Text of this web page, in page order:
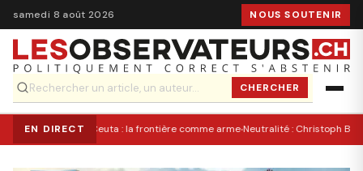
samedi 8 août 2026 NOUS SOUTENIR
CHERCHER
EN DIRECT Ceuta : la frontière comme arme·Neutralité : Christoph